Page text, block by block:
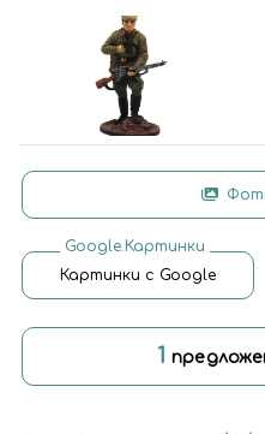
Google.Картинки
Картинки с Google
1